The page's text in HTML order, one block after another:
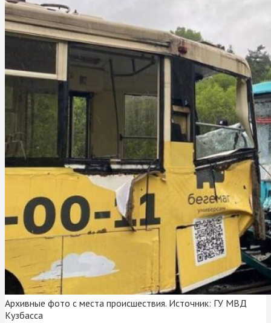
Архивные фото с места происшествия. Источник: ГУ МВД
Кузбасса